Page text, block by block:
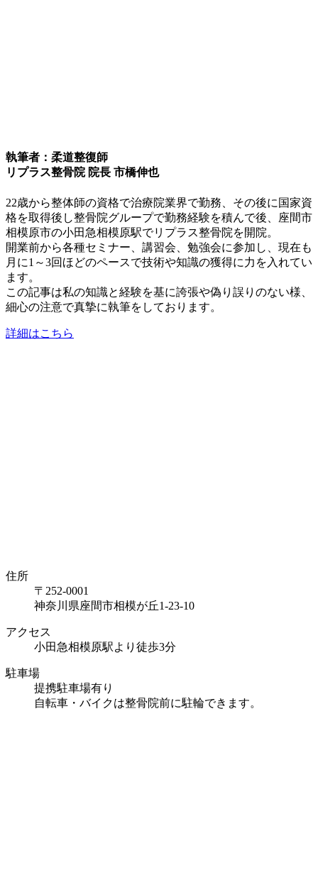
執筆者：柔道整復師
リプラス整骨院 院長 市橋伸也
22歳から整体師の資格で治療院業界で勤務、その後に国家資
格を取得後し整骨院グループで勤務経験を積んで後、座間市
相模原市の小田急相模原駅でリプラス整骨院を開院。
開業前から各種セミナー、講習会、勉強会に参加し、現在も
月に1～3回ほどのペースで技術や知識の獲得に力を入れてい
ます。
この記事は私の知識と経験を基に誇張や偽り誤りのない様、
細心の注意で真摯に執筆をしております。
詳細はこちら
住所
〒252-0001
神奈川県座間市相模が丘1-23-10
アクセス
小田急相模原駅より徒歩3分
駐車場
提携駐車場有り
自転車・バイクは整骨院前に駐輪できます。